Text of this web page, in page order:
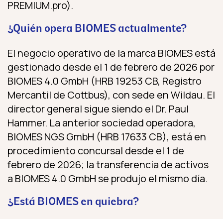
PREMIUM.pro).
¿Quién opera BIOMES actualmente?
El negocio operativo de la marca BIOMES está
gestionado desde el 1 de febrero de 2026 por
BIOMES 4.0 GmbH (HRB 19253 CB, Registro
Mercantil de Cottbus), con sede en Wildau. El
director general sigue siendo el Dr. Paul
Hammer. La anterior sociedad operadora,
BIOMES NGS GmbH (HRB 17633 CB), está en
procedimiento concursal desde el 1 de
febrero de 2026; la transferencia de activos
a BIOMES 4.0 GmbH se produjo el mismo día.
¿Está BIOMES en quiebra?